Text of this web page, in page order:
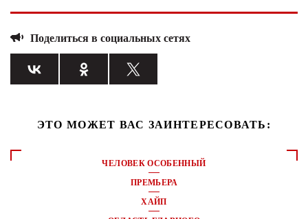
Поделиться в социальных сетях
ЭТО МОЖЕТ ВАС ЗАИНТЕРЕСОВАТЬ:
ЧЕЛОВЕК ОСОБЕННЫЙ
ПРЕМЬЕРА
ХАЙП